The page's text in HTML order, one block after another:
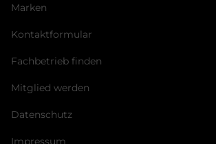
Marken
Kontaktformular
Fachbetrieb finden
Mitglied werden
Datenschutz
Impressum